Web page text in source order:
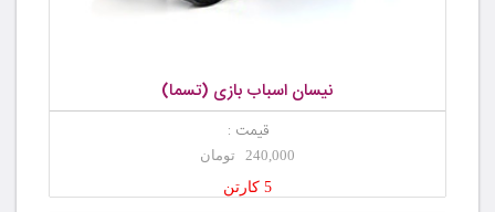
نیسان اسباب بازی (تسما)
قیمت :
240,000 تومان
5 کارتن